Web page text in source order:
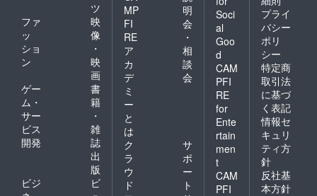
らせて
いただ
す。
（YouT
ubeにて
限定公
開） ・
オリジ
ナルT
シャツ
オリジ
ナルT
シャツ
につい
て ・商
品ジャ
ツ
ファ
ッ
ショ
ン
映
像
・
映
画
ゲー
ム・
サー
ビス
開発
書
籍
・
雑
誌
出
版
ビジ
ビ
MP
FI
RE
ア
カ
デ
ミ
ー
と
は
明
会
・
相
談
会
ク
ラ
ウ
ド
サ
ポ
ー
ト
Soci
al
Goo
d
CAM
PFI
RE
for
Ente
rtain
men
t
CAM
PFI
プライ
バシー
ポリ
シー
特定商
取引法
に基づ
く表記
情報セ
キュリ
ティ方
針
反社基
本方針